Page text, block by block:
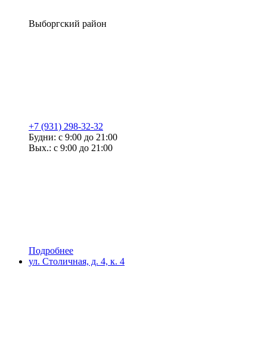
Выборгский район
+7 (931) 298-32-32
Будни: с 9:00 до 21:00
Вых.: с 9:00 до 21:00
Подробнее
ул. Столичная, д. 4, к. 4